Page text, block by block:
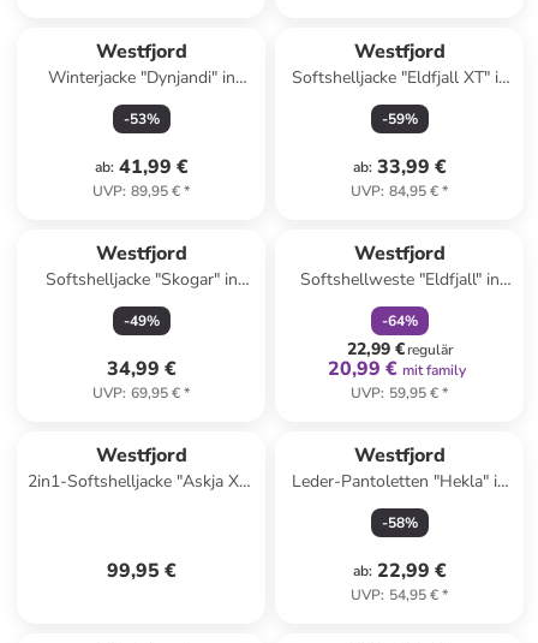
Westfjord
Winterjacke "Dynjandi" in
Türkis
-53%
ab: 41,99 €
UVP: 89,95 €*
Westfjord
Softshelljacke "Eldfjall XT" in
Dunkelblau
-59%
ab: 33,99 €
UVP: 84,95 €*
Westfjord
Softshelljacke "Skogar" in
Türkis
-49%
34,99 €
UVP: 69,95 €*
Westfjord
Softshellweste "Eldfjall" in
Blau
-64%
22,99 €regulär
20,99 € mit family
UVP: 59,95 €*
Westfjord
2in1-Softshelljacke "Askja XT"
99,95 €
Westfjord
Leder-Pantoletten "Hekla" in
Anthrazit
-58%
ab: 22,99 €
UVP: 54,95 €*